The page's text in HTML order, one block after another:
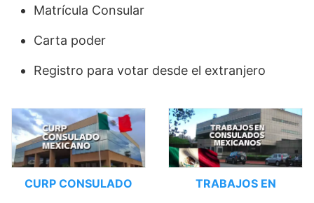
Matrícula Consular
Carta poder
Registro para votar desde el extranjero
CURP CONSULADO
TRABAJOS EN